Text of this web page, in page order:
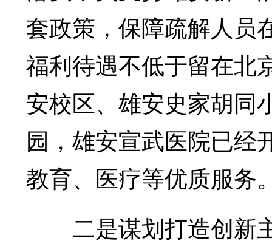
套政策，保障疏解人员
福利待遇不低于留在北
安校区、雄安史家胡同
园，雄安宣武医院已经
教育、医疗等优质服务
二是谋划打造创新